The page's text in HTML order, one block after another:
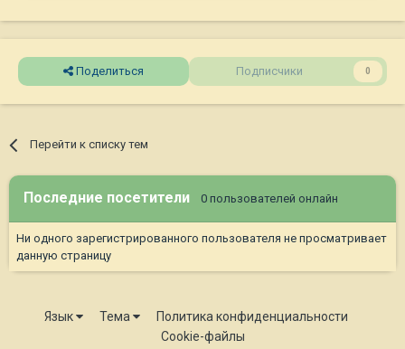
Поделиться Подписчики 0
Перейти к списку тем
Последние посетители 0 пользователей онлайн
Ни одного зарегистрированного пользователя не просматривает
данную страницу
Язык Тема
Политика конфиденциальности
Cookie-файлы